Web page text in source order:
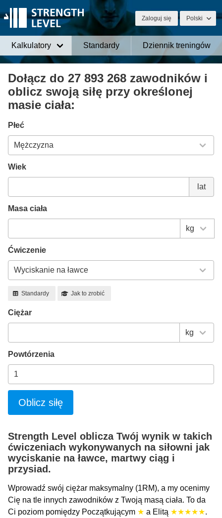
Zaloguj się Polski
Kalkulatory Standardy Dziennik treningów
Kalkulator Strength Level
Dołącz do 27 893 268 zawodników i
oblicz swoją siłę przy określonej
masie ciała:
Płeć
Wiek
lat
Masa ciała
Ćwiczenie
Standardy Jak to zrobić
Ciężar
Powtórzenia
Oblicz siłę
Strength Level oblicza Twój wynik w takich
ćwiczeniach wykonywanych na siłowni jak
wyciskanie na ławce, martwy ciąg i
przysiad.
Wprowadź swój ciężar maksymalny (1RM), a my ocenimy
Cię na tle innych zawodników z Twoją masą ciała. To da
Ci poziom pomiędzy Początkującym ★ a Elitą ★★★★★.